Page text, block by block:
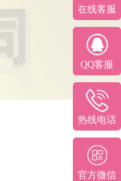
QQ客服
在线客服
热线电话
官方微信